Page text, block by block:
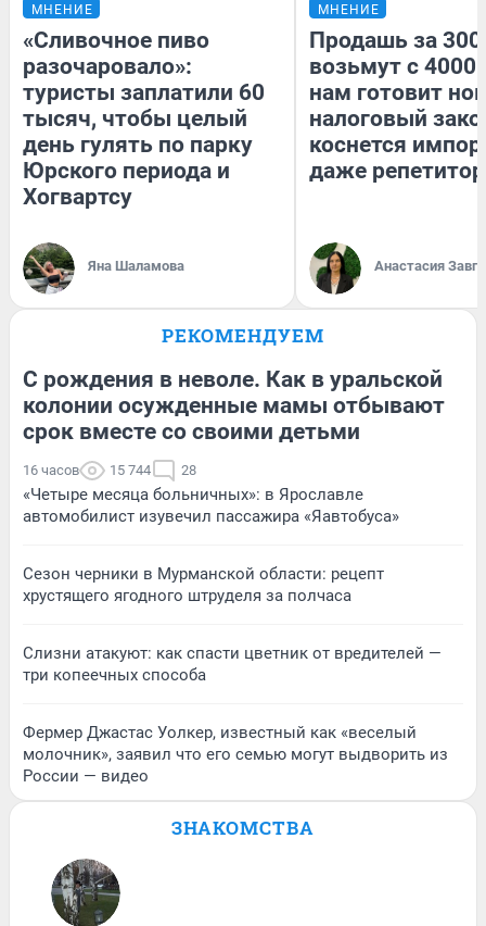
МНЕНИЕ
«Сливочное пиво
разочаровало»:
туристы заплатили 60
тысяч, чтобы целый
день гулять по парку
Юрского периода и
Хогвартсу
Яна Шаламова
МНЕНИЕ
Продашь за
возьмут с
нам готовит
налоговый
коснется
даже
Анастасия
РЕКОМЕНДУЕМ
С рождения в неволе. Как в уральской
колонии осужденные мамы отбывают
срок вместе со своими детьми
16 часов 15 744 28
«Четыре месяца больничных»: в Ярославле
автомобилист изувечил пассажира «Яавтобуса»
Сезон черники в Мурманской области: рецепт
хрустящего ягодного штруделя за полчаса
Слизни атакуют: как спасти цветник от вредителей —
три копеечных способа
Фермер Джастас Уолкер, известный как «веселый
молочник», заявил что его семью могут выдворить из
России — видео
ЗНАКОМСТВА